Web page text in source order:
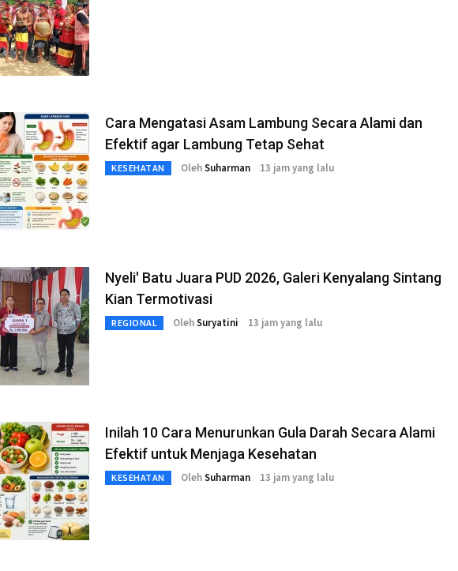
Cara Mengatasi Asam Lambung Secara Alami dan
Efektif agar Lambung Tetap Sehat
KESEHATAN OlehSuharman 13 jam yang lalu
Nyeli' Batu Juara PUD 2026, Galeri Kenyalang Sintang
Kian Termotivasi
REGIONAL OlehSuryatini 13 jam yang lalu
Inilah 10 Cara Menurunkan Gula Darah Secara Alami
Efektif untuk Menjaga Kesehatan
KESEHATAN OlehSuharman 13 jam yang lalu